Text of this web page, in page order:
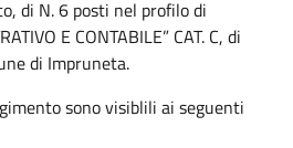
di N. 6 posti nel profilo di
E CONTABILE” CAT. C, di
di Impruneta.
sono visiblili ai seguenti